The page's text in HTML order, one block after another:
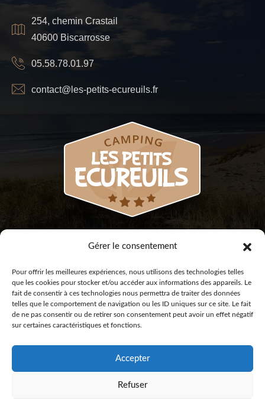
Gérer le consentement
Pour offrir les meilleures expériences, nous utilisons des technologies telles
que les cookies pour stocker et/ou accéder aux informations des appareils. Le
fait de consentir à ces technologies nous permettra de traiter des données
telles que le comportement de navigation ou les ID uniques sur ce site. Le fait
de ne pas consentir ou de retirer son consentement peut avoir un effet négatif
sur certaines caractéristiques et fonctions.
Accepter
Refuser
254, chemin Crastail
40600 Biscarrosse
05.58.78.01.97
contact@les-petits-ecureuils.fr
© 2024 Camping Les Petits Écureuils –Mentions légales